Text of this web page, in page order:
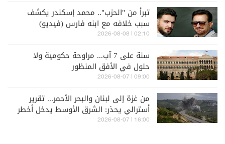
تبرأ من "الحزب".. محمد إسكندر يكشف
سبب خلافه مع ابنه فارس (فيديو)
02:10 | 2026-08-08
سنة على 7 آب... مراوحة حكومية ولا
حلول في الأفق المنظور
09:00 | 2026-08-07
من غزة إلى لبنان والبحر الأحمر... تقرير
أسترالي يحذر: الشرق الأوسط يدخل أخطر
مراحله
16:00 | 2026-08-07